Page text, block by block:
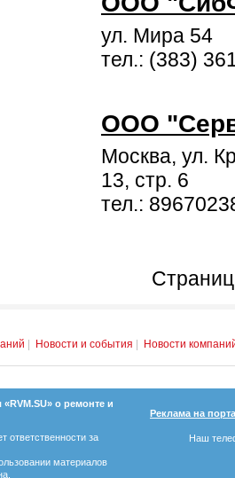
ул. Мира 54
тел.: (383)
ООО
Москва, ул.
13, стр. 6
тел.:
Новости и события Новости
о ремонте и
ответственности за
материалов
Реклама на
Наш